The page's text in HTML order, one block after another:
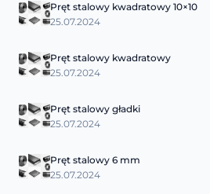
Pręt stalowy kwadratowy 10×10
25.07.2024
Pręt stalowy kwadratowy
25.07.2024
Pręt stalowy gładki
25.07.2024
Pręt stalowy 6 mm
25.07.2024